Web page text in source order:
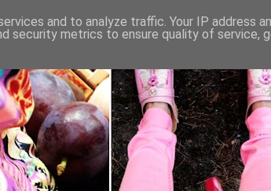
and to analyze traffic. Your IP address
security metrics to ensure quality of service,